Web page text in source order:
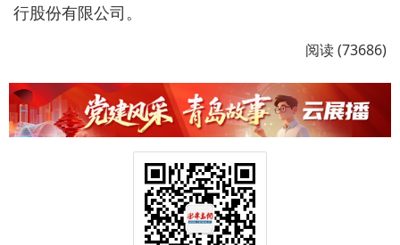
行股份有限公司。
阅读 (73686)